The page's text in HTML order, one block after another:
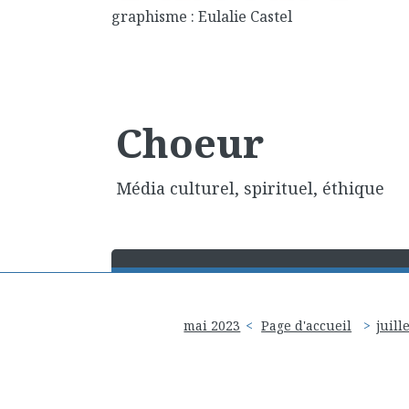
graphisme : Eulalie Castel
Choeur
Média culturel, spirituel, éthique
mai 2023 Page d'accueil